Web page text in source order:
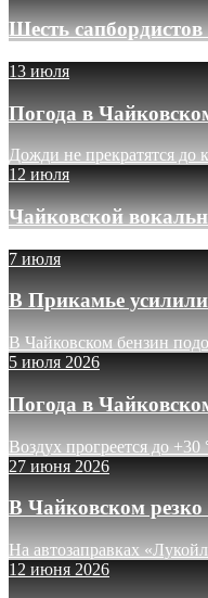
Шесть
13 июля
Погода в
Дожди не прекратятся до
12 июля
Чайковской
7 июля
В Прикамье усилили
В Чайковском бензин
5 июля 2026
Погода в
Воздух прогреется до +30
27 июня 2026
В Чайковском
На автозаправках
12 июня 2026